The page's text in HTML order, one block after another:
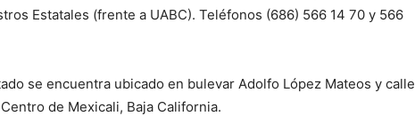
Estatales (frente a UABC). Teléfonos (686) 566 14 70 y 566
se encuentra ubicado en bulevar Adolfo López Mateos y calle
de Mexicali, Baja California.